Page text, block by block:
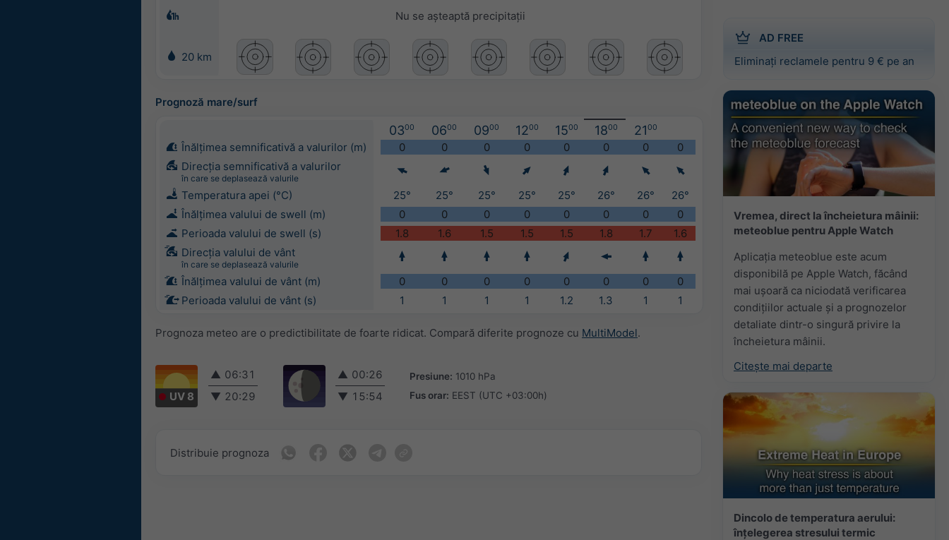
AD FREE
Eliminați reclamele pentru 9 € pe an
Vremea, direct la încheietura mâinii:
meteoblue pentru Apple Watch
Aplicația meteoblue este acum
disponibilă pe Apple Watch, făcând
mai ușoară ca niciodată verificarea
condițiilor actuale și a prognozelor
detaliate dintr-o singură privire la
încheietura mâinii.
Citește mai departe
Dincolo de temperatura aerului:
înțelegerea stresului termic
Nu se așteaptă precipitații
20 km
Prognoză mare/surf
0300 0600 0900 1200 1500 1800 2100
Înălțimea semnificativă a valurilor (m) 0 0 0 0 0 0 0
0
Direcția semnificativă a valurilor
în care se deplasează valurile
Temperatura apei (°C) 25° 25° 25° 25° 25° 26° 26°
26°
Înălțimea valului de swell (m)
0 0 0 0 0 0 0
0
Perioada valului de swell (s)
1.8 1.6 1.5 1.5 1.5 1.8 1.7
1.6
Direcția valului de vânt
în care se deplasează valurile
Înălțimea valului de vânt (m) 0 0 0 0 0 0 0
0
Perioada valului de vânt (s)
1 1 1 1 1.2 1.3 1 1
Prognoza meteo are o predictibilitate de foarte ridicat. Compară diferite prognoze cu MultiModel.
UV 8
▲ 06:31
▼ 20:29
▲ 00:26
▼ 15:54
Presiune: 1010 hPa
Fus orar: EEST (UTC +03:00h)
Distribuie prognoza